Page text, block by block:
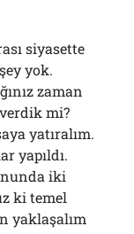
siyasette
yok.
zaman
mi?
yatıralım.
yapıldı.
iki
ki temel
yaklaşalım